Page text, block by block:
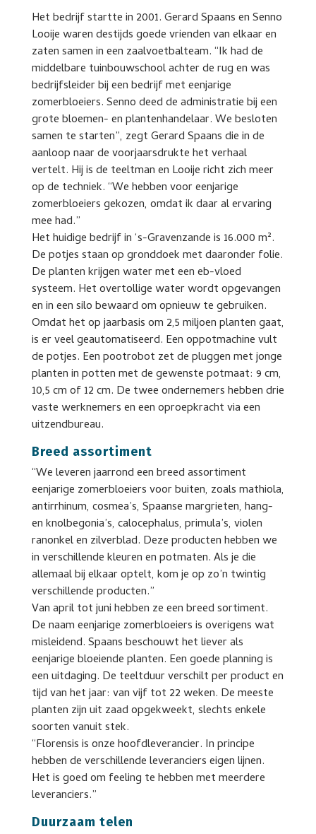
Het bedrijf startte in 2001. Gerard Spaans en Senno
Looije waren destijds goede vrienden van elkaar en
zaten samen in een zaalvoetbalteam. “Ik had de
middelbare tuinbouwschool achter de rug en was
bedrijfsleider bij een bedrijf met eenjarige
zomerbloeiers. Senno deed de administratie bij een
grote bloemen- en plantenhandelaar. We besloten
samen te starten”, zegt Gerard Spaans die in de
aanloop naar de voorjaarsdrukte het verhaal
vertelt. Hij is de teeltman en Looije richt zich meer
op de techniek. “We hebben voor eenjarige
zomerbloeiers gekozen, omdat ik daar al ervaring
mee had.”
Het huidige bedrijf in ‘s-Gravenzande is 16.000 m².
De potjes staan op gronddoek met daaronder folie.
De planten krijgen water met een eb-vloed
systeem. Het overtollige water wordt opgevangen
en in een silo bewaard om opnieuw te gebruiken.
Omdat het op jaarbasis om 2,5 miljoen planten gaat,
is er veel geautomatiseerd. Een oppotmachine vult
de potjes. Een pootrobot zet de pluggen met jonge
planten in potten met de gewenste potmaat: 9 cm,
10,5 cm of 12 cm. De twee ondernemers hebben drie
vaste werknemers en een oproepkracht via een
uitzendbureau.
Breed assortiment
“We leveren jaarrond een breed assortiment
eenjarige zomerbloeiers voor buiten, zoals mathiola,
antirrhinum, cosmea’s, Spaanse margrieten, hang-
en knolbegonia’s, calocephalus, primula’s, violen
ranonkel en zilverblad. Deze producten hebben we
in verschillende kleuren en potmaten. Als je die
allemaal bij elkaar optelt, kom je op zo’n twintig
verschillende producten.”
Van april tot juni hebben ze een breed sortiment.
De naam eenjarige zomerbloeiers is overigens wat
misleidend. Spaans beschouwt het liever als
eenjarige bloeiende planten. Een goede planning is
een uitdaging. De teeltduur verschilt per product en
tijd van het jaar: van vijf tot 22 weken. De meeste
planten zijn uit zaad opgekweekt, slechts enkele
soorten vanuit stek.
“Florensis is onze hoofdleverancier. In principe
hebben de verschillende leveranciers eigen lijnen.
Het is goed om feeling te hebben met meerdere
leveranciers.”
Duurzaam telen